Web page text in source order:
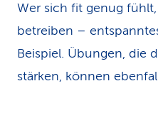
Wer sich fit genug
betreiben –
Beispiel. Übungen, die
stärken, können